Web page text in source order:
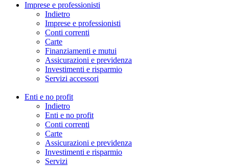
Imprese e professionisti
Indietro
Imprese e professionisti
Conti correnti
Carte
Finanziamenti e mutui
Assicurazioni e previdenza
Investimenti e risparmio
Servizi accessori
Enti e no profit
Indietro
Enti e no profit
Conti correnti
Carte
Assicurazioni e previdenza
Investimenti e risparmio
Servizi